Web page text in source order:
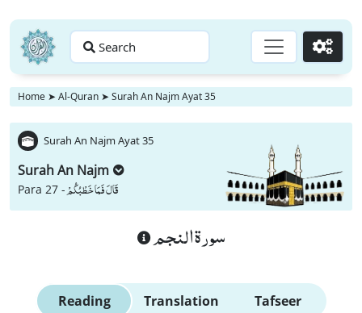
Search Go
Home ➤ Al-Quran ➤ Surah An Najm Ayat 35
Surah An Najm Ayat 35
Surah An Najm
Para 27 -قَالَ فَمَا خَطْبُكُمْ
سورة النجم
Reading Translation Tafseer